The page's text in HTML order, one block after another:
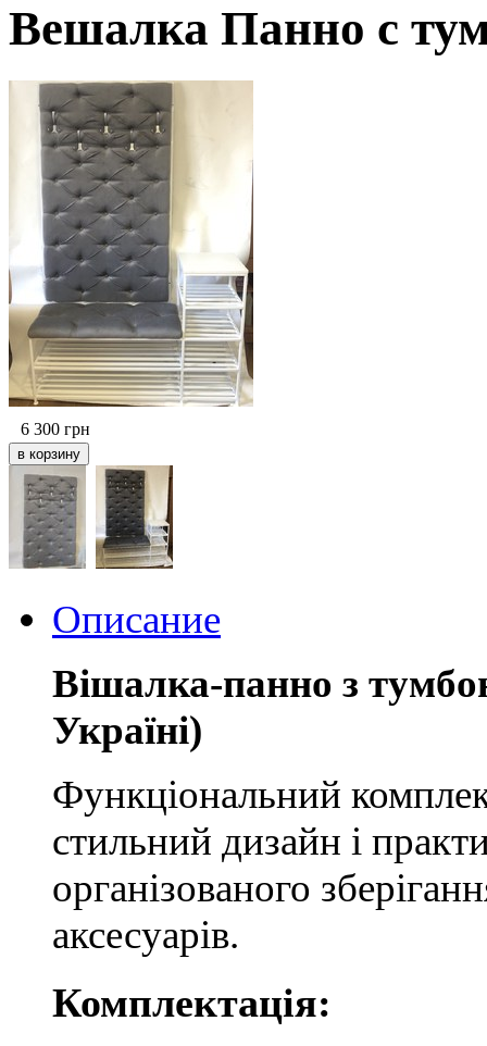
Вешалка Панно с
6 300 грн
Описание
Вішалка-панно з
Україні)
Функціональний
стильний дизайн і
організованого
аксесуарів.
Комплектація: